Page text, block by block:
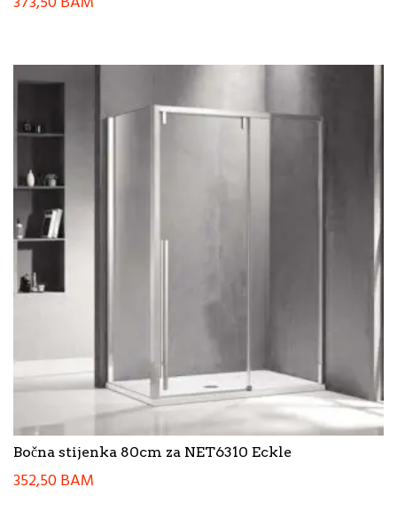
Bočna stijenka 80cm za NET6310 Eckle
352,50BAM